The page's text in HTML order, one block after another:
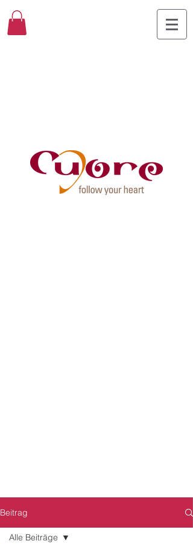
Beitrag
Alle Beiträge